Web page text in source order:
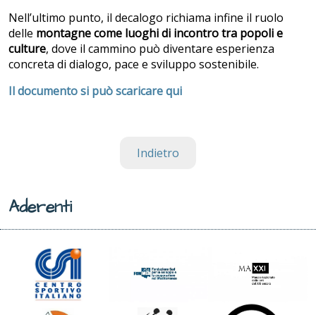
Nell’ultimo punto, il decalogo richiama infine il ruolo
delle montagne come luoghi di incontro tra popoli e
culture, dove il cammino può diventare esperienza
concreta di dialogo, pace e sviluppo sostenibile.
Il documento si può scaricare qui
Indietro
Aderenti